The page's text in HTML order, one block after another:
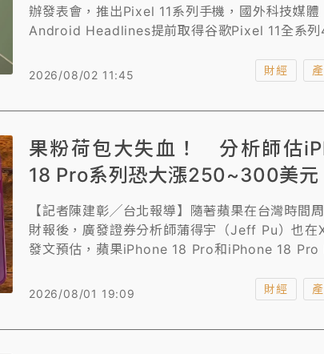
辦發表會，推出Pixel 11系列手機，國外科技媒體
Android Headlines提前取得谷歌Pixel 11全系列
光的機種包括Google Pixel 11、Pixel 11 Pro、
2026/08/02 11:45 財經
果粉荷包大失血！ 分析師估
18 Pro系列恐大漲250~300美元
【記者陳建彰╱台北報導】隨著蘋果在台灣時間
財報後，廣發證券分析師蒲得宇（Jeff Pu）也在
發文預估，蘋果iPhone 18 Pro和iPhone 18 Pro
幣）。
2026/08/01 19:09 財經